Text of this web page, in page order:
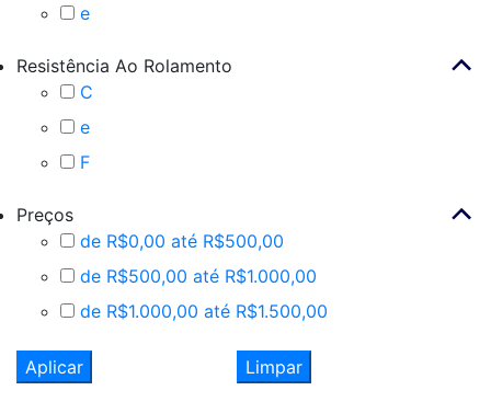
e
Resistência Ao Rolamento
C
e
F
Preços
de R$0,00 até R$500,00
de R$500,00 até R$1.000,00
de R$1.000,00 até R$1.500,00
Aplicar Limpar